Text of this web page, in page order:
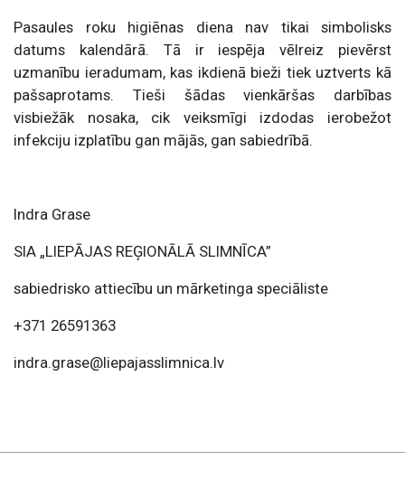
Pasaules roku higiēnas diena nav tikai simbolisks
datums kalendārā. Tā ir iespēja vēlreiz pievērst
uzmanību ieradumam, kas ikdienā bieži tiek uztverts kā
pašsaprotams. Tieši šādas vienkāršas darbības
visbiežāk nosaka, cik veiksmīgi izdodas ierobežot
infekciju izplatību gan mājās, gan sabiedrībā.
Indra Grase
SIA „LIEPĀJAS REĢIONĀLĀ SLIMNĪCA”
sabiedrisko attiecību un mārketinga speciāliste
+371 26591363
indra.grase@liepajasslimnica.lv